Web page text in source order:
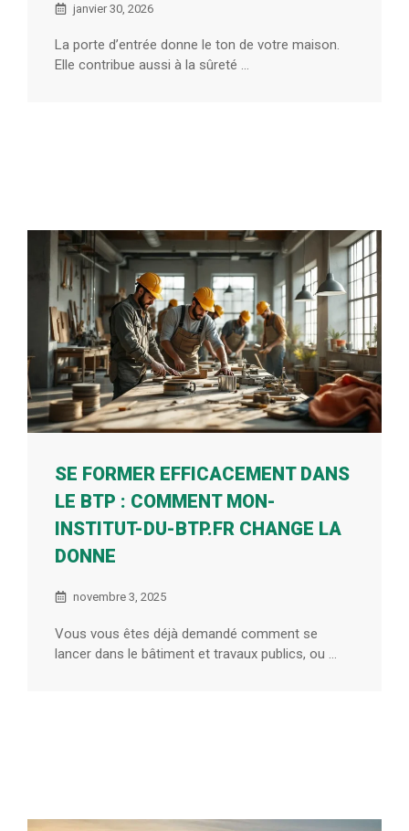
janvier 30, 2026
La porte d’entrée donne le ton de votre maison.
Elle contribue aussi à la sûreté ...
SE FORMER EFFICACEMENT DANS
LE BTP : COMMENT MON-
INSTITUT-DU-BTP.FR CHANGE LA
DONNE
novembre 3, 2025
Vous vous êtes déjà demandé comment se
lancer dans le bâtiment et travaux publics, ou ...